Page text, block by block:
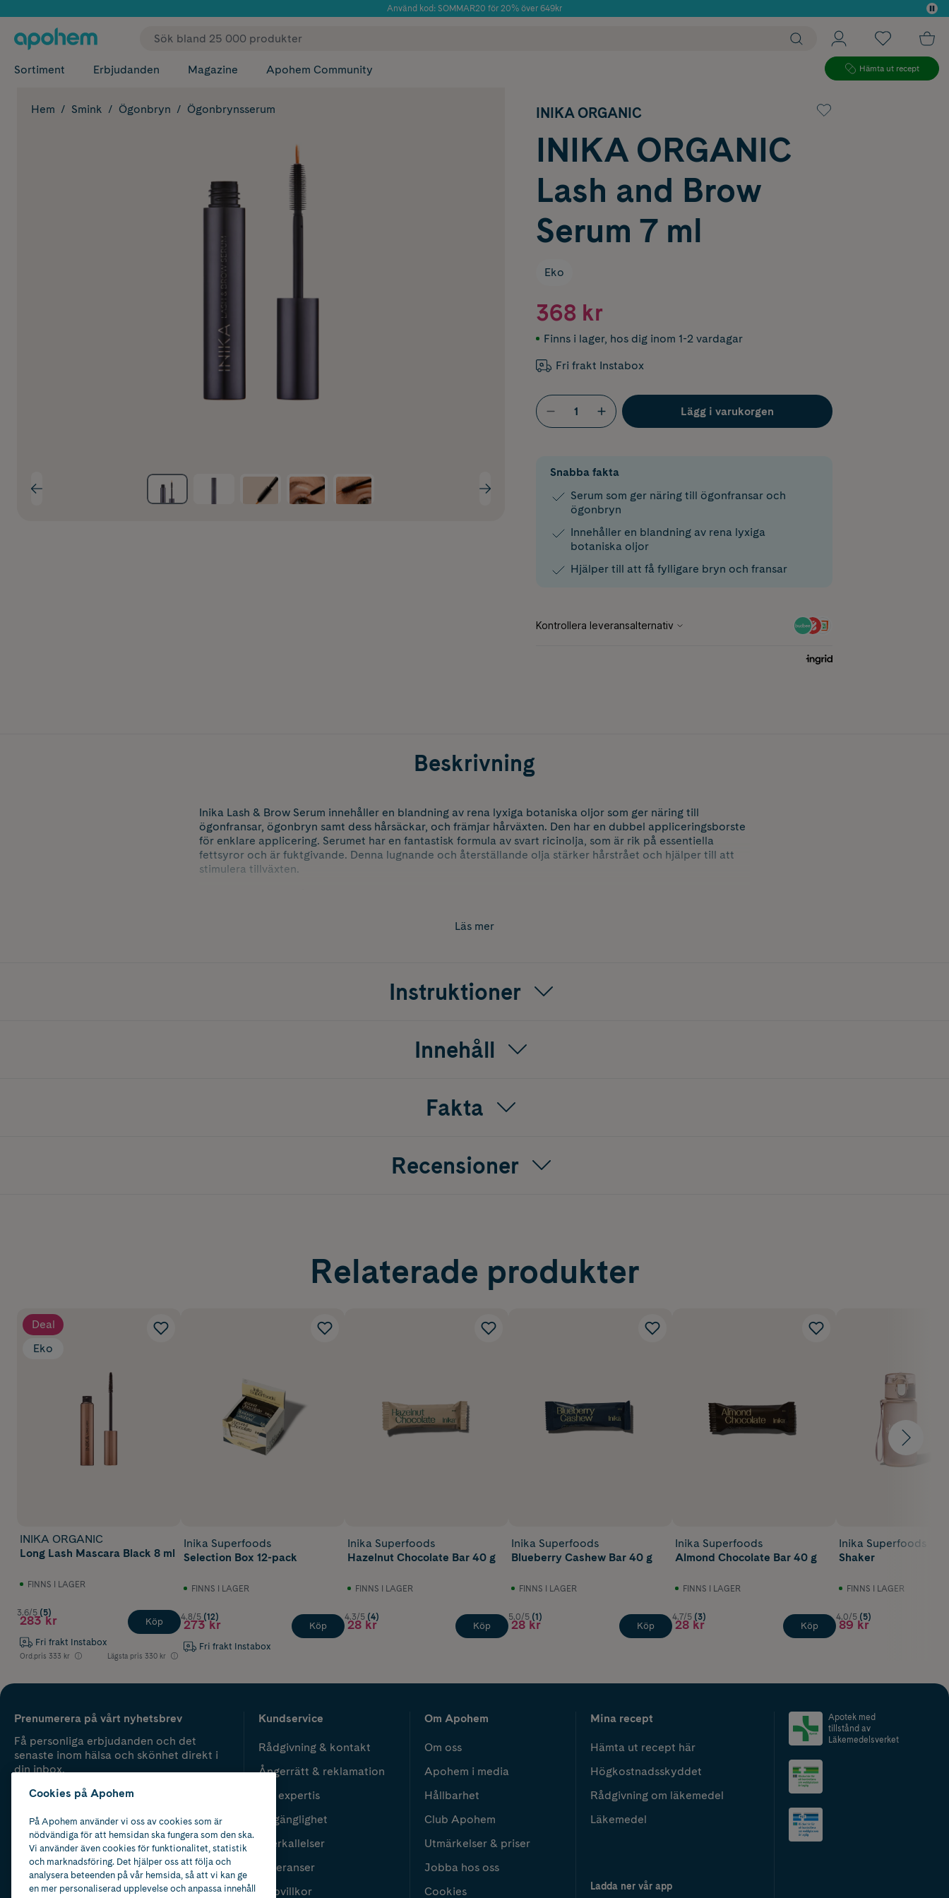
Använd kod: SOMMAR20 för 20% över 649kr
✓ Fri frakt
Sortiment Erbjudanden Magazine Apohem Community Hämta ut recept
Hem Smink Ögonbryn Ögonbrynsserum INIKA ORGANIC
INIKA ORGANIC
Lash and Brow
Serum 7 ml
Eko
368 kr
Finns i lager, hos dig inom 1-2 vardagar
Fri frakt Instabox
Lägg i varukorgen
Snabba fakta
Serum som ger näring till ögonfransar och
ögonbryn
Innehåller en blandning av rena lyxiga
botaniska oljor
Hjälper till att få fylligare bryn och fransar
Beskrivning
Inika Lash & Brow Serum innehåller en blandning av rena lyxiga botaniska oljor som ger näring till
ögonfransar, ögonbryn samt dess hårsäckar, och främjar hårväxten. Den har en dubbel appliceringsborste
för enklare applicering. Serumet har en fantastisk formula av svart ricinolja, som är rik på essentiella
fettsyror och är fuktgivande. Denna lugnande och återställande olja stärker hårstrået och hjälper till att
stimulera tillväxten.
Läs mer
Instruktioner
Innehåll
Fakta
Recensioner
Relaterade produkter
Deal
Eko
INIKA ORGANIC
Long Lash Mascara Black 8 ml
FINNS I LAGER
3.6/5 (5)
283 kr
Fri frakt Instabox
Ord.pris 333 kr Lägsta pris 330 kr
Köp
Inika Superfoods
Selection Box 12-pack
FINNS I LAGER
4.8/5 (12)
273 kr
Fri frakt Instabox
Köp
Inika Superfoods
Hazelnut Chocolate Bar 40 g
FINNS I LAGER
4.3/5 (4)
28 kr Köp
Inika Superfoods
Blueberry Cashew Bar 40 g
FINNS I LAGER
5.0/5 (1)
28 kr Köp
Inika Superfoods
Almond Chocolate Bar 40 g
FINNS I LAGER
4.7/5 (3)
28 kr Köp
Inika Superfoods
Shaker
FINNS I LAGER
4.0/5 (5)
89 kr
Prenumerera på vårt nyhetsbrev
Få personliga erbjudanden och det
senaste inom hälsa och skönhet direkt i
din inbox.
Kundservice
Rådgivning & kontakt
Ångerrätt & reklamation
Vår expertis
Tillgänglighet
Återkallelser
Leveranser
Köpvillkor
Om Apohem
Om oss
Apohem i media
Hållbarhet
Club Apohem
Utmärkelser & priser
Jobba hos oss
Cookies
Mina recept
Hämta ut recept här
Högkostnadsskyddet
Rådgivning om läkemedel
Läkemedel
Ladda ner vår app
Apotek med
tillstånd av
Läkemedelsverket
Cookies på Apohem
På Apohem använder vi oss av cookies som är
nödvändiga för att hemsidan ska fungera som den ska.
Vi använder även cookies för funktionalitet, statistik
och marknadsföring. Det hjälper oss att följa och
analysera beteenden på vår hemsida, så att vi kan ge
en mer personaliserad upplevelse och anpassa innehåll